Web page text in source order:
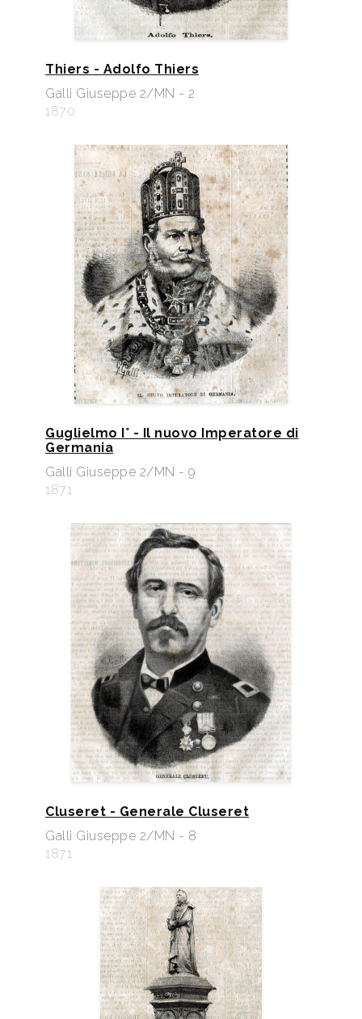
Thiers - Adolfo Thiers
Galli Giuseppe 2/MN - 2
1870
Guglielmo I° - Il nuovo Imperatore di
Germania
Galli Giuseppe 2/MN - 9
1871
Cluseret - Generale Cluseret
Galli Giuseppe 2/MN - 8
1871